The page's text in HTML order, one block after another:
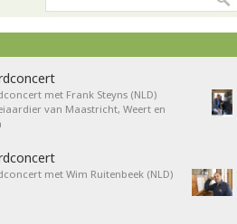
met Frank Steyns (NLD)
van Maastricht, Weert en
met Wim Ruitenbeek (NLD)